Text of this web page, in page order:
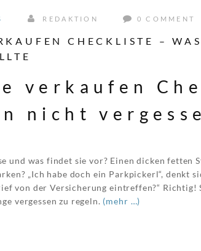
REDAKTION 0 COMMENT
CHECKLISTE –
verkaufen
nicht
und was findet sie vor? Einen dicken fetten
„Ich habe doch ein Parkpickerl“, denkt
von der Versicherung eintreffen?“ Richtig!
vergessen zu regeln. (mehr …)